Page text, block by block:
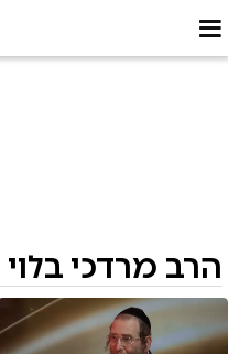
הרב מרדכי בלוי